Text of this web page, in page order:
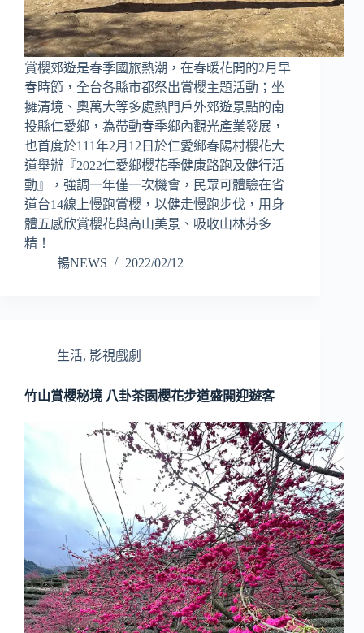
賞櫻郊遊是春季國旅熱潮，在春暖花開的2月早
春時節，全台各縣市都祭出賞櫻主題活動；坐
擁清境、奧萬大等多處熱門戶外郊遊景點的南
投縣仁愛鄉，為帶動春季鄉內觀光產業發展，
也首度於111年2月12日於仁愛鄉春陽村櫻花大
道舉辦『2022仁愛鄉櫻花季健康路跑及健行活
動』，強調一年僅一次機會，民眾可體驗在省
道台14線上慢跑賞櫻，以健走慢跑步伐，用身
體五感欣賞櫻花與高山美景、吸收山林芬多
精！
暢NEWS
2022/02/12
生活, 影視戲劇
竹山賞櫻秘境 八卦茶園櫻花步道盛開迎遊客